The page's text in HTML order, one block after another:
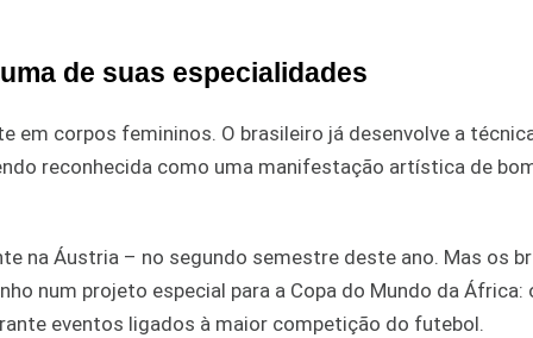
de suas especialidades
corpos femininos. O brasileiro já desenvolve a
reconhecida como uma manifestação artística de
na Áustria – no segundo semestre deste ano. Mas os
num projeto especial para a Copa do Mundo da
eventos ligados à maior competição do futebol.